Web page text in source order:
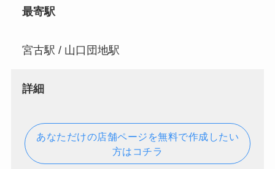
最寄駅
宮古駅 / 山口団地駅
詳細
あなただけの店舗ページを無料で作成したい
方はコチラ